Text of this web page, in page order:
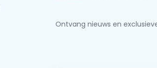
Ontvang nieuws en